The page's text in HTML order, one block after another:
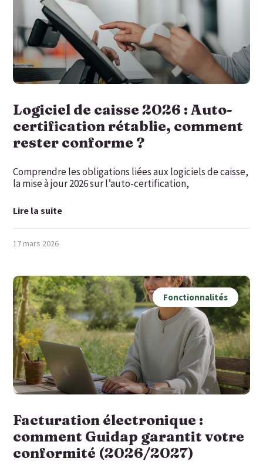
Logiciel de caisse 2026 : Auto-
certification rétablie, comment
rester conforme ?
Comprendre les obligations liées aux logiciels de caisse,
la mise à jour 2026 sur l’auto-certification,
Lire la suite
17 mars 2026
Fonctionnalités
Facturation électronique :
comment Guidap garantit votre
conformité (2026/2027)